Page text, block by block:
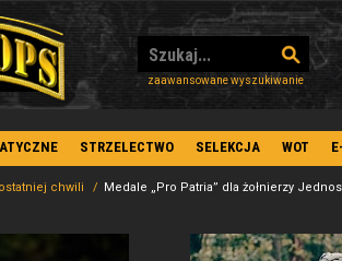
zaawansowane wyszukiwanie
STRZELECTWO SELEKCJA WOT
chwili Medale „Pro Patria” dla żołnierzy